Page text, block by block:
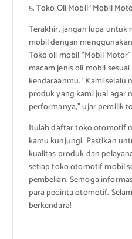
5. Toko Oli Mobil “Mobil
Terakhir, jangan lupa untuk
mobil dengan
Toko oli mobil “Mobil
macam jenis oli mobil
kendaraanmu. “Kami
produk yang kami jual agar
performanya,” ujar pemilik
Itulah daftar toko otomotif
kamu kunjungi. Pastikan
kualitas produk dan
setiap toko otomotif mobil
pembelian. Semoga
para pecinta otomotif.
berkendara!